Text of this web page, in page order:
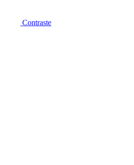
Contraste